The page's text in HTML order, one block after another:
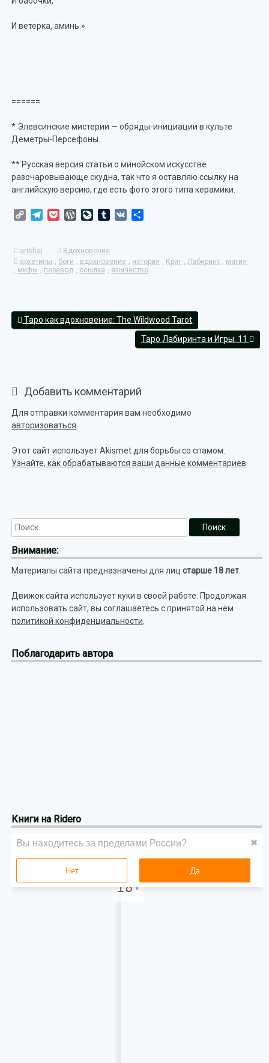
И ветерка, аминь.»
======
* Элевсинские мистерии — обряды-инициации в культе
Деметры-Персефоны.
** Русская версия статьи о минойском искусстве
разочаровывающе скудна, так что я оставляю ссылку на
английскую версию, где есть фото этого типа керамики.
Copy TelegramPocketWordPress
LiveJournal
Tumblr
VK
arishai
Вдохновение
архетипы , боги , вдохновение , история , Крит ,Лабиринт , магия
, мифы , перевод , ссылка , язычество
Таро как вдохновение: The Wildwood Tarot
Таро Лабиринта и Игры. 11
Добавить комментарий
Для отправки комментария вам необходимо
авторизоваться
Этот сайт использует Akismet для борьбы со спамом.
Узнайте, как обрабатываются ваши данные комментариев
Внимание:
Материалы сайта предназначены для лицстарше 18 лет
Движок сайта использует куки в своей работе. Продолжая
использовать сайт, вы соглашаетесь с принятой на нём
политикой конфиденциальности
Поблагодарить автора
Книги на Ridero